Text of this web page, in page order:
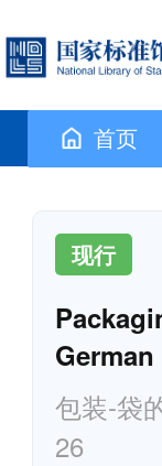
首页
现行
包装-袋
26